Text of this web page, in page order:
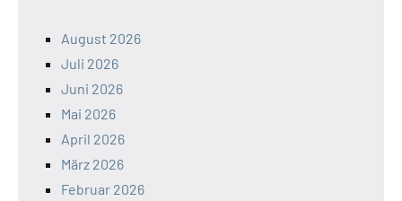
August 2026
Juli 2026
Juni 2026
Mai 2026
April 2026
März 2026
Februar 2026